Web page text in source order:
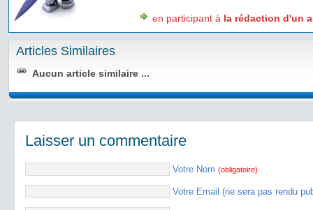
en participant à la rédaction d'un
Articles Similaires
Aucun article similaire ...
Laisser un commentaire
Votre Nom (obligatoire)
Votre Email (ne sera pas rendu